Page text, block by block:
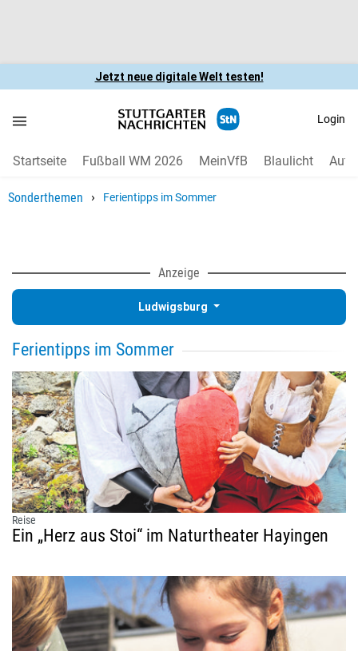
Jetzt neue digitale Welt testen!
Login
Startseite Fußball WM 2026 MeinVfB Blaulicht Auto
Sonderthemen › Ferientipps im Sommer
Anzeige
Ludwigsburg
Ferientipps im Sommer
Reise
Ein „Herz aus Stoi“ im Naturtheater Hayingen